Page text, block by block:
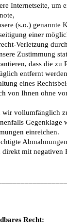
Internetseite, um
(s.o.) genannte
einer
Verletzung
Zustimmung
dass die zu
entfernt
eines
von Ihnen ohne
wir vollumfänglich
Gegenklage
einreichen.
direkt mit negativen
Recht: